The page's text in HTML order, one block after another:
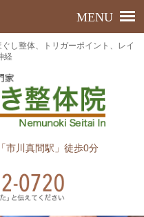
し整体、トリガーポイント、レイ
経
川真間駅」徒歩0分